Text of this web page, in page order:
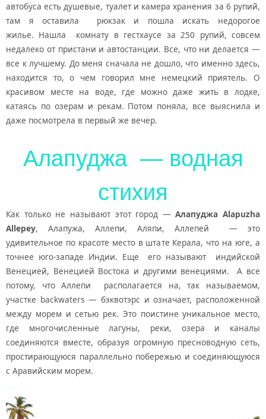
автобуса есть душевые, туалет и камера хранения за 6 рупий,
там я оставила рюкзак и пошла искать недорогое
жилье. Нашла комнату в гестхаусе за 250 рупий, совсем
недалеко от пристани и автостанции. Все, что ни делается —
все к лучшему. До меня сначала не дошло, что именно здесь,
находится то, о чем говорил мне немецкий приятель. О
красивом месте на воде, где можно даже жить в лодке,
катаясь по озерам и рекам. Потом поняла, все выяснила и
даже посмотрела в первый же вечер.
Алапуджа — водная
стихия
Как только не называют этот город —Алапуджа Alapuzha
Allepey, Алапужа, Аллепи, Аляпи, Аллепей — это
удивительное по красоте место в штате Керала, что на юге, а
точнее юго-западе Индии. Еще его называют индийской
Венецией, Венецией Востока и другими венециями. А все
потому, что Аллепи располагается на, так называемом,
участке backwaters — бэквотэрс и означает, расположенной
между морем и сетью рек. Это поистине уникальное место,
где многочисленные лагуны, реки, озера и каналы
соединяются вместе, образуя огромную пресноводную сеть,
простирающуюся параллельно побережью и соединяющуюся
с Аравийским морем.